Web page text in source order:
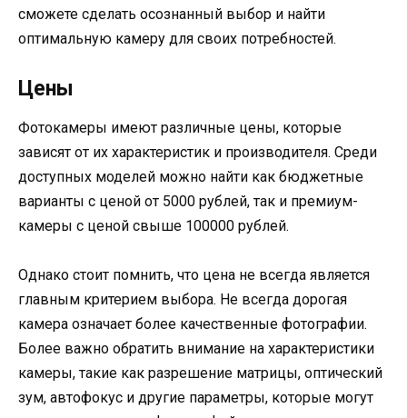
сможете сделать осознанный выбор и найти
оптимальную камеру для своих потребностей.
Цены
Фотокамеры имеют различные цены, которые
зависят от их характеристик и производителя. Среди
доступных моделей можно найти как бюджетные
варианты с ценой от 5000 рублей, так и премиум-
камеры с ценой свыше 100000 рублей.
Однако стоит помнить, что цена не всегда является
главным критерием выбора. Не всегда дорогая
камера означает более качественные фотографии.
Более важно обратить внимание на характеристики
камеры, такие как разрешение матрицы, оптический
зум, автофокус и другие параметры, которые могут